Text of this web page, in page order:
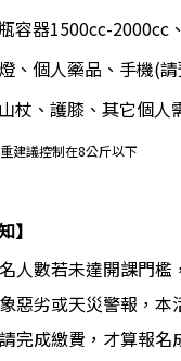
容器1500cc-2000cc
、個人藥品、手機(
杖、護膝、其它個人
建議控制在8公斤以下
】
人數若未達開課門檻
惡劣或天災警報，本
完成繳費，才算報名